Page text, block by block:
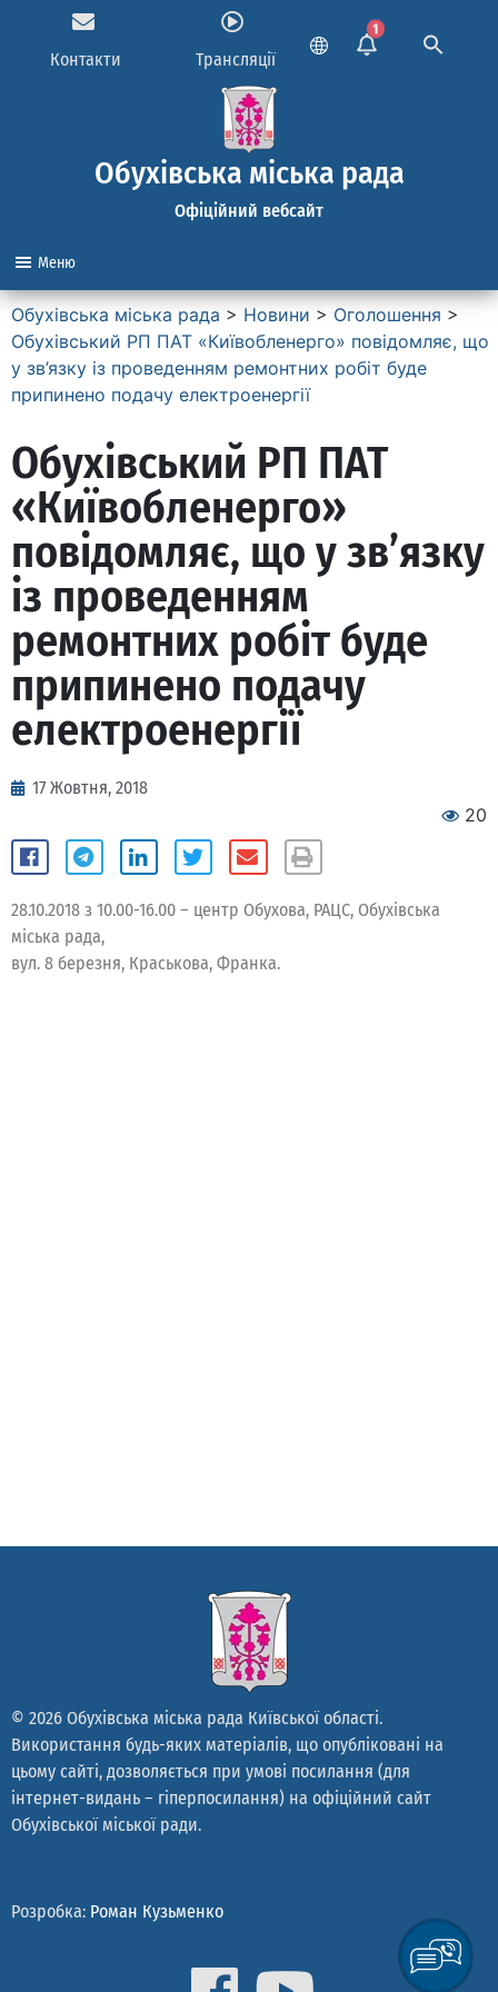
Контакти Трансляції
1
Обухівська міська рада
Офіційний вебсайт
Меню
Обухівська міська рада > Новини > Оголошення >
Обухівський РП ПАТ «Київобленерго» повідомляє, що
у зв’язку із проведенням ремонтних робіт буде
припинено подачу електроенергії
Обухівський РП ПАТ
«Київобленерго»
повідомляє, що у зв’язку
із проведенням
ремонтних робіт буде
припинено подачу
електроенергії
17 Жовтня, 2018
20
28.10.2018 з 10.00-16.00 – центр Обухова, РАЦС, Обухівська
міська рада,
вул. 8 березня, Краськова, Франка.
© 2026 Обухівська міська рада Київської області.
Використання будь-яких матеріалів, що опубліковані на
цьому сайті, дозволяється при умові посилання (для
інтернет-видань – гіперпосилання) на офіційний сайт
Обухівської міської ради.
Розробка: Роман Кузьменко